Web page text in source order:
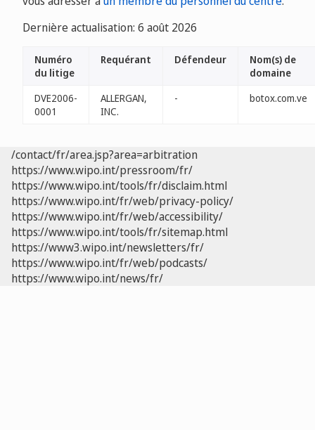
Dernière actualisation: 6 août 2026
Numéro
du litige
Requérant Défendeur
Nom(s) de
domaine
DVE2006-
0001
ALLERGAN,
INC.
- botox.com.ve
/contact/fr/area.jsp?area=arbitration
https://www.wipo.int/pressroom/fr/
https://www.wipo.int/tools/fr/disclaim.html
https://www.wipo.int/fr/web/privacy-policy/
https://www.wipo.int/fr/web/accessibility/
https://www.wipo.int/tools/fr/sitemap.html
https://www3.wipo.int/newsletters/fr/
https://www.wipo.int/fr/web/podcasts/
https://www.wipo.int/news/fr/